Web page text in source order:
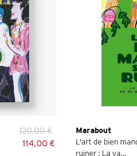
120,00 €
114,00 €
Marabout
L'art de bien
ruiner : La va...